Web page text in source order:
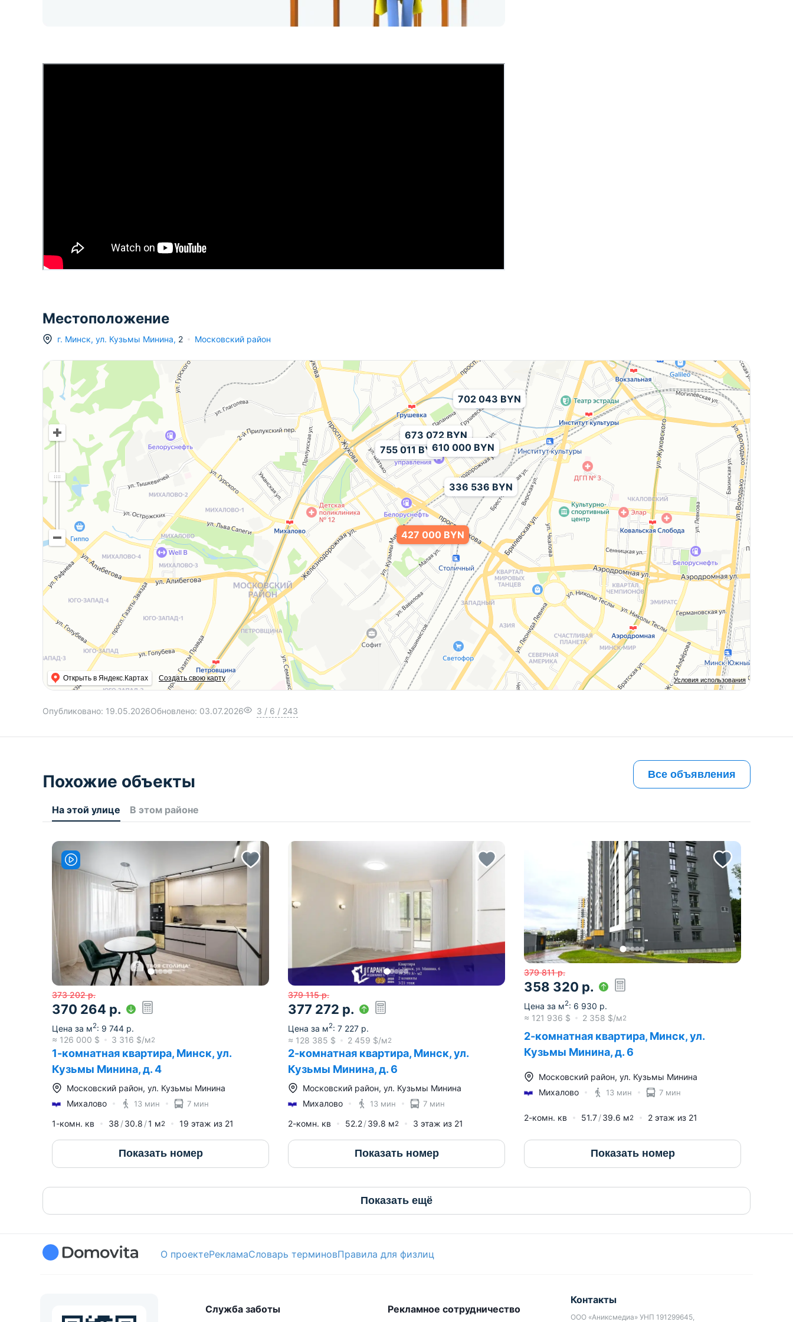
Местоположение
г. Минск, ул. Кузьмы Минина, 2 Московский район
Условия использования
Открыть в Яндекс.Картах Создать свою карту
755 011 BYN
702 043 BYN
673 072 BYN
610 000 BYN
336 536 BYN
427 000 BYN
Опубликовано: 19.05.2026Обновлено: 03.07.2026 3 / 6 / 243
Похожие объекты Все объявления
На этой улице В этом районе
373 202 р.
370 264 р.
Цена за м2: 9 744 р.
≈ 126 000 $ 3 316 $/м2
1-комнатная квартира, Минск, ул.
Кузьмы Минина, д. 4
Московский район, ул. Кузьмы Минина
Михалово
13 мин 7 мин
1-комн. кв 38 30.8 1 м2 19 этаж из 21
Показать номер
379 115 р.
377 272 р.
Цена за м2: 7 227 р.
≈ 128 385 $ 2 459 $/м2
2-комнатная квартира, Минск, ул.
Кузьмы Минина, д. 6
Московский район, ул. Кузьмы Минина
Михалово
13 мин 7 мин
2-комн. кв 52.2 39.8 м2 3 этаж из 21
Показать номер
379 811 р.
358 320 р.
Цена за м2: 6 930 р.
≈ 121 936 $ 2 358 $/м2
2-комнатная квартира, Минск, ул.
Кузьмы Минина, д. 6
Московский район, ул. Кузьмы Минина
Михалово
13 мин 7 мин
2-комн. кв 51.7 39.6 м2 2 этаж из 21
Показать номер
Показать ещё
О проектеРекламаСловарь терминовПравила для физлиц
Служба заботы Рекламное сотрудничество
Контакты
ООО «Аниксмедиа» УНП 191299645,